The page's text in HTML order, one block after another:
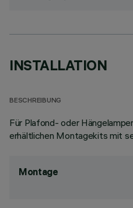
INSTALLATION
BESCHREIBUNG
Für Plafond- oder
erhältlichen Montagekits mit
Montage